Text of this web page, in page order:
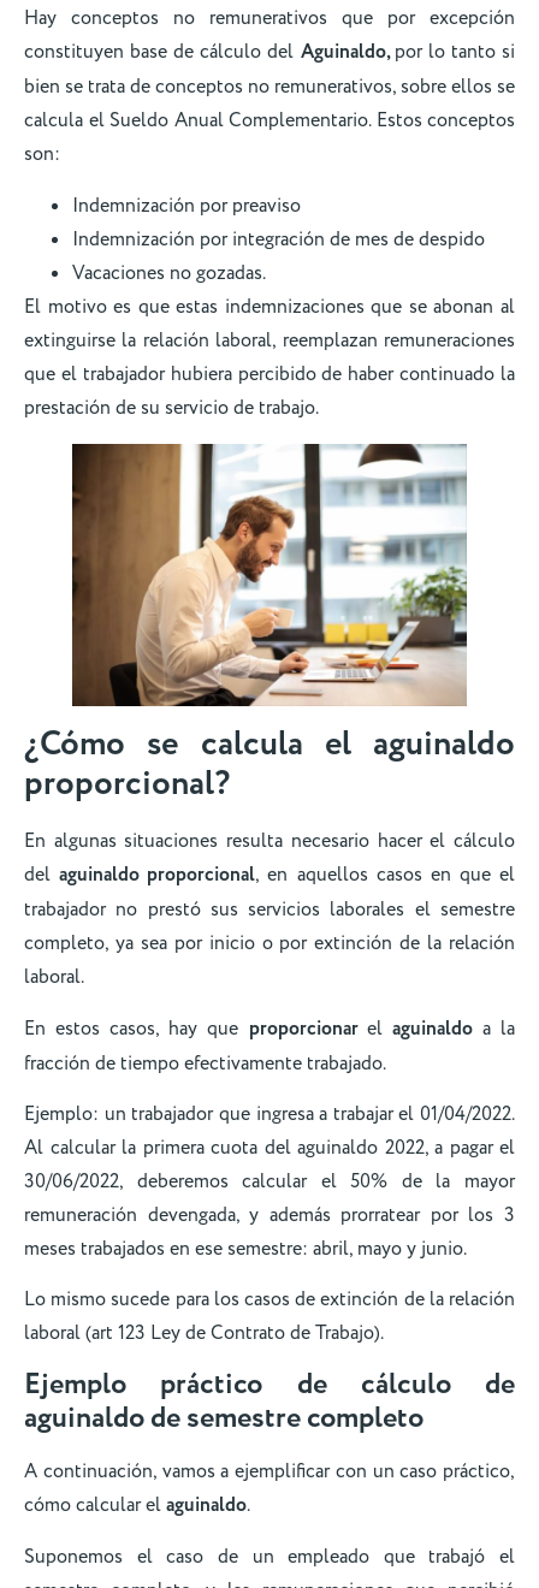
Hay conceptos no remunerativos que por excepción
constituyen base de cálculo del Aguinaldo,por lo tanto si
bien se trata de conceptos no remunerativos, sobre ellos se
calcula el Sueldo Anual Complementario. Estos conceptos
son:
Indemnización por preaviso
Indemnización por integración de mes de despido
Vacaciones no gozadas.
El motivo es que estas indemnizaciones que se abonan al
extinguirse la relación laboral, reemplazan remuneraciones
que el trabajador hubiera percibido de haber continuado la
prestación de su servicio de trabajo.
¿Cómo se calcula el aguinaldo
proporcional?
En algunas situaciones resulta necesario hacer el cálculo
delaguinaldo proporcional, en aquellos casos en que el
trabajador no prestó sus servicios laborales el semestre
completo, ya sea por inicio o por extinción de la relación
laboral.
En estos casos, hay que proporcionar el aguinaldoa la
fracción de tiempo efectivamente trabajado.
Ejemplo: un trabajador que ingresa a trabajar el 01/04/2022.
Al calcular la primera cuota del aguinaldo 2022, a pagar el
30/06/2022, deberemos calcular el 50% de la mayor
remuneración devengada, y además prorratear por los 3
meses trabajados en ese semestre: abril, mayo y junio.
Lo mismo sucede para los casos de extinción de la relación
laboral (art 123 Ley de Contrato de Trabajo).
Ejemplo práctico de cálculo de
aguinaldo de semestre completo
A continuación, vamos a ejemplificar con un caso práctico,
cómo calcular elaguinaldo.
Suponemos el caso de un empleado que trabajó el